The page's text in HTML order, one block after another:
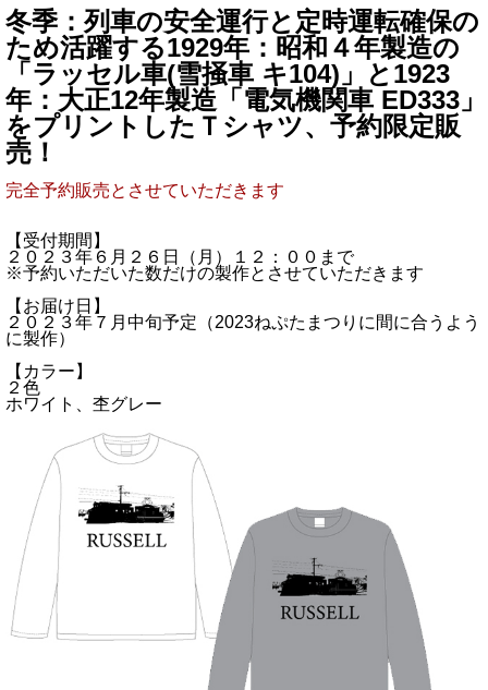
冬季：列車の安全運行と定時運転確保の
ため活躍する1929年：昭和４年製造の
「ラッセル車(雪掻車 キ104)」と1923
年：大正12年製造「電気機関車 ED333」
をプリントしたＴシャツ、予約限定販
売！
完全予約販売とさせていただきます
【受付期間】
２０２３年６月２６日（月）１２：００まで
※予約いただいた数だけの製作とさせていただきます
【お届け日】
２０２３年７月中旬予定（2023ねぷたまつりに間に合うよう
に製作）
【カラー】
２色
ホワイト、杢グレー